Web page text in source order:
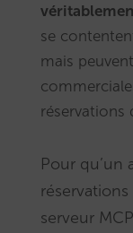
se
mais
réservations
Pour qu’un
serveur